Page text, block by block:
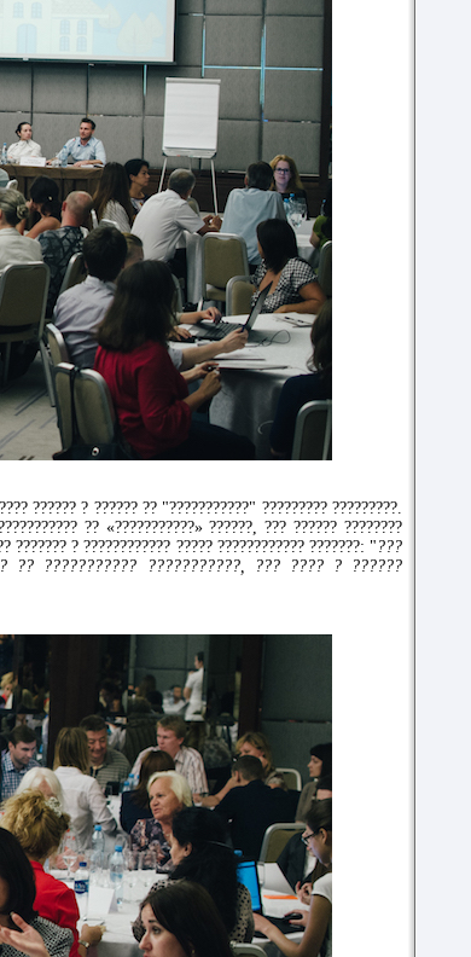
?????? ? ?????? ?? "???????????" ????????? ?????????.
?? «???????????» ??????, ??? ?????? ????????
??????? ? ???????????? ????? ???????????? ???????: " ???
?? ??????????? ???????????, ??? ???? ? ??????